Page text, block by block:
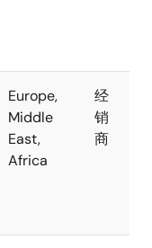
Europe,
Middle
East,
Africa
经
销
商